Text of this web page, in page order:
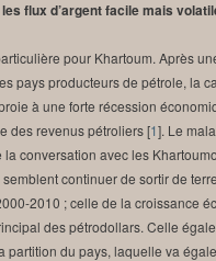
flux d’argent facile mais
pour Khartoum. Après
pays producteurs de pétrole, la
à une forte récession
des revenus pétroliers[1]. Le
la conversation avec les
continuer de sortir de
2010 ; celle de la croissance
des pétrodollars. Celle
partition du pays, laquelle va